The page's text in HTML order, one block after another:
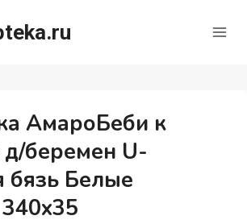
АмароБеби к
беремен U-
бязь Белые